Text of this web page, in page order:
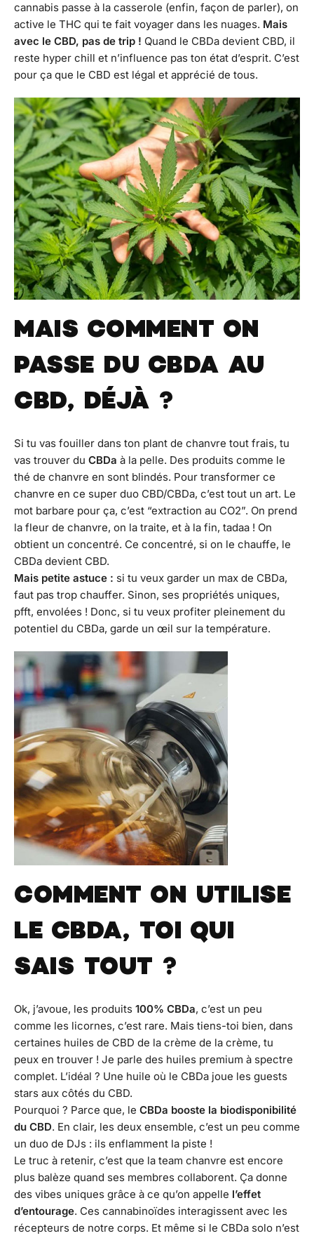
cannabis passe à la casserole (enfin, façon de parler), on
active le THC qui te fait voyager dans les nuages. Mais
avec le CBD, pas de trip ! Quand le CBDa devient CBD, il
reste hyper chill et n’influence pas ton état d’esprit. C’est
pour ça que le CBD est légal et apprécié de tous.
MAIS COMMENT ON
PASSE DU CBDA AU
CBD, DÉJÀ ?
Si tu vas fouiller dans ton plant de chanvre tout frais, tu
vas trouver du CBDa à la pelle. Des produits comme le
thé de chanvre en sont blindés. Pour transformer ce
chanvre en ce super duo CBD/CBDa, c’est tout un art. Le
mot barbare pour ça, c’est “extraction au CO2”. On prend
la fleur de chanvre, on la traite, et à la fin, tadaa ! On
obtient un concentré. Ce concentré, si on le chauffe, le
CBDa devient CBD.
Mais petite astuce : si tu veux garder un max de CBDa,
faut pas trop chauffer. Sinon, ses propriétés uniques,
pfft, envolées ! Donc, si tu veux profiter pleinement du
potentiel du CBDa, garde un œil sur la température.
COMMENT ON UTILISE
LE CBDA, TOI QUI
SAIS TOUT ?
Ok, j’avoue, les produits 100% CBDa, c’est un peu
comme les licornes, c’est rare. Mais tiens-toi bien, dans
certaines huiles de CBD de la crème de la crème, tu
peux en trouver ! Je parle des huiles premium à spectre
complet. L’idéal ? Une huile où le CBDa joue les guests
stars aux côtés du CBD.
Pourquoi ? Parce que, le CBDa booste la biodisponibilité
du CBD. En clair, les deux ensemble, c’est un peu comme
un duo de DJs : ils enflamment la piste !
Le truc à retenir, c’est que la team chanvre est encore
plus balèze quand ses membres collaborent. Ça donne
des vibes uniques grâce à ce qu’on appelle l’effet
d’entourage. Ces cannabinoïdes interagissent avec les
récepteurs de notre corps. Et même si le CBDa solo n’est